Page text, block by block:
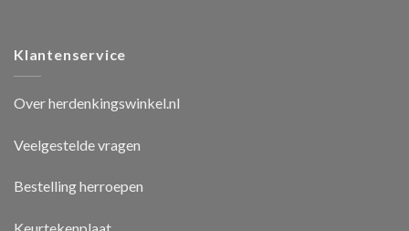
Klantenservice
Over herdenkingswinkel.nl
Veelgestelde vragen
Bestelling herroepen